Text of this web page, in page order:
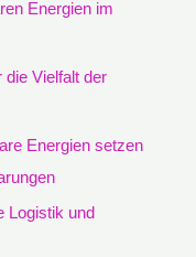
Energien im
die Vielfalt der
Energien setzen
Logistik und